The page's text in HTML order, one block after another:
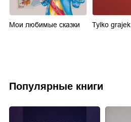
Мои любимые сказки Tylko grajek
Популярные книги